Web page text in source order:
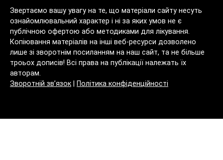
Звертаємо вашу увагу на те, що матеріали сайту несуть
ознайомлювальний характер і ні за яких умов не є
публічною офертою або методиками для лікування.
Копіювання матеріалів на інші веб-ресурси дозволено
лише зі зворотнім посиланням на наш сайт, та не більше
троьох дописів! Всі права на публікації належать їх
авторам.
Зворотній зв’язок
Політика конфіденційності